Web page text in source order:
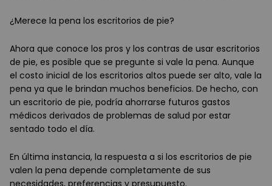
¿Merece la pena los escritorios de pie?
Ahora que conoce los pros y los contras de usar escritorios
de pie, es posible que se pregunte si vale la pena. Aunque
el costo inicial de los escritorios altos puede ser alto, vale la
pena ya que le brindan muchos beneficios. De hecho, con
un escritorio de pie, podría ahorrarse futuros gastos
médicos derivados de problemas de salud por estar
sentado todo el día.
En última instancia, la respuesta a si los escritorios de pie
valen la pena depende completamente de sus